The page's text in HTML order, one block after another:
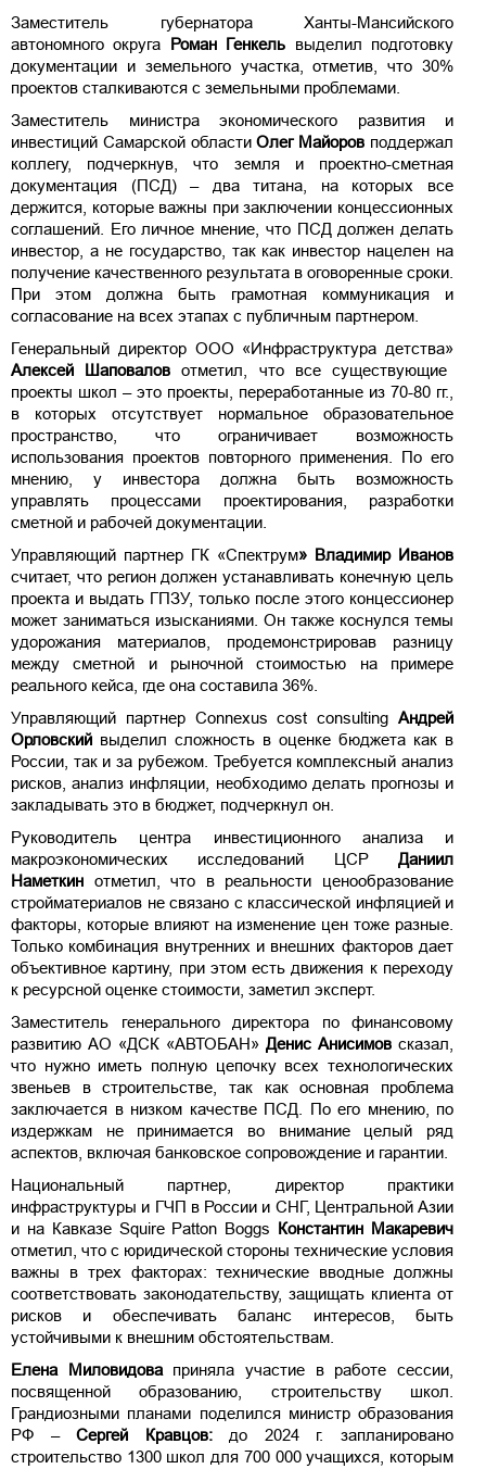
Заместитель губернатора Ханты-Мансийского
автономного округа Роман Генкель выделил подготовку
документации и земельного участка, отметив, что 30%
проектов сталкиваются с земельными проблемами.
Заместитель министра экономического развития и
инвестиций Самарской областиОлег Майоров поддержал
коллегу, подчеркнув, что земля и проектно-сметная
документация (ПСД) – два титана, на которых все
держится, которые важны при заключении концессионных
соглашений. Его личное мнение, что ПСД должен делать
инвестор, а не государство, так как инвестор нацелен на
получение качественного результата в оговоренные сроки.
При этом должна быть грамотная коммуникация и
согласование на всех этапах с публичным партнером.
Генеральный директор ООО «Инфраструктура детства»
Алексей Шаповалов отметил, что все существующие
проекты школ – это проекты, переработанные из 70-80 гг.,
в которых отсутствует нормальное образовательное
пространство, что ограничивает возможность
использования проектов повторного применения. По его
мнению, у инвестора должна быть возможность
управлять процессами проектирования, разработки
сметной и рабочей документации.
Управляющий партнер ГК «Спектрум» Владимир Иванов
считает, что регион должен устанавливать конечную цель
проекта и выдать ГПЗУ, только после этого концессионер
может заниматься изысканиями. Он также коснулся темы
удорожания материалов, продемонстрировав разницу
между сметной и рыночной стоимостью на примере
реального кейса, где она составила 36%.
Управляющий партнер Connexus cost consulting Андрей
Орловский выделил сложность в оценке бюджета как в
России, так и за рубежом. Требуется комплексный анализ
рисков, анализ инфляции, необходимо делать прогнозы и
закладывать это в бюджет, подчеркнул он.
Руководитель центра инвестиционного анализа и
макроэкономических исследований ЦСРДаниил
Наметкин отметил, что в реальности ценообразование
стройматериалов не связано с классической инфляцией и
факторы, которые влияют на изменение цен тоже разные.
Только комбинация внутренних и внешних факторов дает
объективное картину, при этом есть движения к переходу
к ресурсной оценке стоимости, заметил эксперт.
Заместитель генерального директора по финансовому
развитию АО «ДСК «АВТОБАН» Денис Анисимов сказал,
что нужно иметь полную цепочку всех технологических
звеньев в строительстве, так как основная проблема
заключается в низком качестве ПСД. По его мнению, по
издержкам не принимается во внимание целый ряд
аспектов, включая банковское сопровождение и гарантии.
Национальный партнер, директор практики
инфраструктуры и ГЧП в России и СНГ, Центральной Азии
и на Кавказе Squire Patton Boggs Константин Макаревич
отметил, что с юридической стороны технические условия
важны в трех факторах: технические вводные должны
соответствовать законодательству, защищать клиента от
рисков и обеспечивать баланс интересов, быть
устойчивыми к внешним обстоятельствам.
Елена Миловидова приняла участие в работе сессии,
посвященной образованию, строительству школ.
Грандиозными планами поделился министр образования
РФ –Сергей Кравцов:до 2024 г. запланировано
строительство 1300 школ для 700 000 учащихся, которым